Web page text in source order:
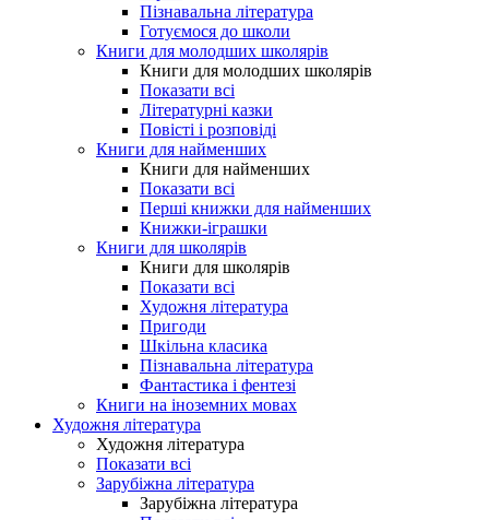
Пізнавальна література
Готуємося до школи
Книги для молодших школярів
Книги для молодших школярів
Показати всі
Літературні казки
Повісті і розповіді
Книги для найменших
Книги для найменших
Показати всі
Перші книжки для найменших
Книжки-іграшки
Книги для школярів
Книги для школярів
Показати всі
Художня література
Пригоди
Шкільна класика
Пізнавальна література
Фантастика і фентезі
Книги на іноземних мовах
Художня література
Художня література
Показати всі
Зарубіжна література
Зарубіжна література